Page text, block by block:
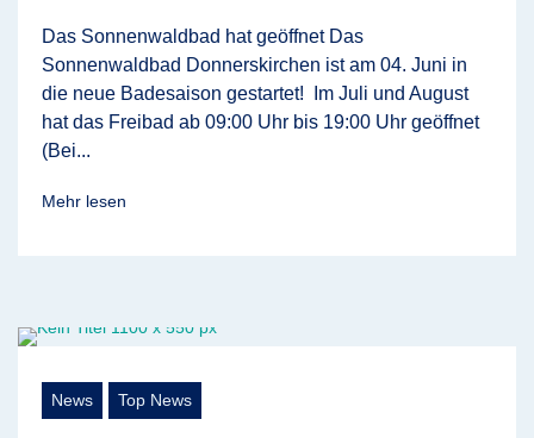
Das Sonnenwaldbad hat geöffnet Das
Sonnenwaldbad Donnerskirchen ist am 04. Juni in
die neue Badesaison gestartet! Im Juli und August
hat das Freibad ab 09:00 Uhr bis 19:00 Uhr geöffnet
(Bei...
Mehr lesen
News Top News